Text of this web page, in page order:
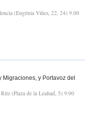
(Eugènia Viñes, 22, 24) 9.00
y Portavoz del
(Plaza de la Lealtad, 5) 9:00